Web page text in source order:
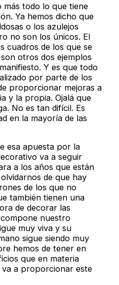
todo lo que tiene
Ya hemos dicho que
o los azulejos
no son los únicos. El
cuadros de los que se
otros dos ejemplos
Y es que todo
por parte de los
proporcionar mejoras a
y la propia. Ojalá que
No es tan difícil. Es
en la mayoría de las
esa apuesta por la
va a seguir
a los años que están
de que hay
de los que no
también tienen una
de decorar las
nuestro
muy viva y su
sigue siendo muy
hemos de tener en
que en materia
a proporcionar este